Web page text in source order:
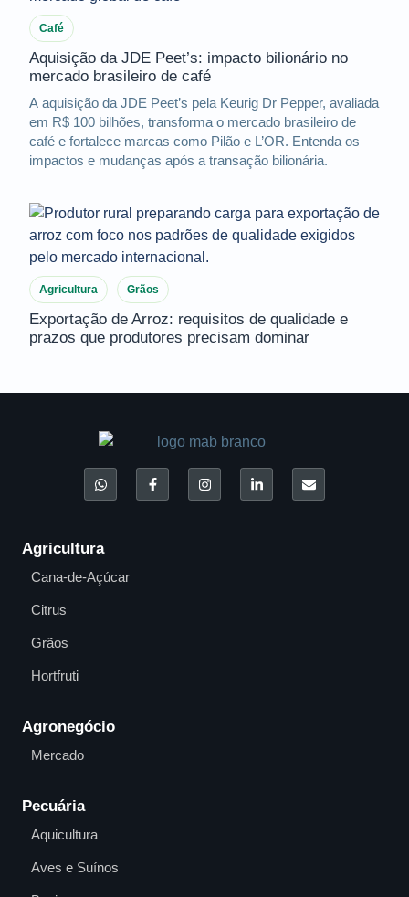
Café
Aquisição da JDE Peet’s: impacto bilionário no
mercado brasileiro de café
A aquisição da JDE Peet’s pela Keurig Dr Pepper, avaliada
em R$ 100 bilhões, transforma o mercado brasileiro de
café e fortalece marcas como Pilão e L’OR. Entenda os
impactos e mudanças após a transação bilionária.
Agricultura Grãos
Exportação de Arroz: requisitos de qualidade e
prazos que produtores precisam dominar
Agricultura
Cana-de-Açúcar
Citrus
Grãos
Hortfruti
Agronegócio
Mercado
Pecuária
Aquicultura
Aves e Suínos